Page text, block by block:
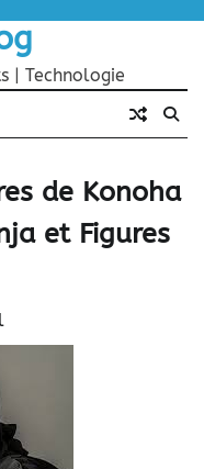
| Technologie
de Konoha
et Figures